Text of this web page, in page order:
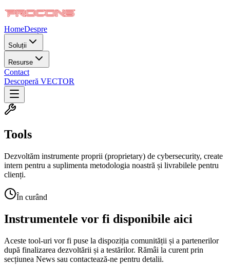
HomeDespre
Soluții
Resurse
Contact
Descoperă VECTOR
Tools
Dezvoltăm instrumente proprii (proprietary) de cybersecurity, create
intern pentru a suplimenta metodologia noastră și livrabilele pentru
clienți.
În curând
Instrumentele vor fi disponibile aici
Aceste tool-uri vor fi puse la dispoziția comunității și a partenerilor
după finalizarea dezvoltării și a testărilor. Rămâi la curent prin
secțiunea News sau contactează-ne pentru detalii.